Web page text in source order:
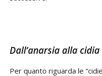
Dall’anarsia alla cidia
Per quanto riguarda le